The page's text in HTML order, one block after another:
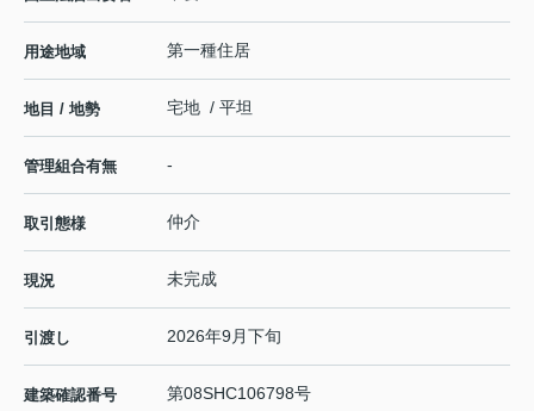
用途地域 第一種住居
地目 / 地勢 宅地 / 平坦
管理組合有無 -
取引態様 仲介
現況 未完成
引渡し 2026年9月下旬
建築確認番号 第08SHC106798号